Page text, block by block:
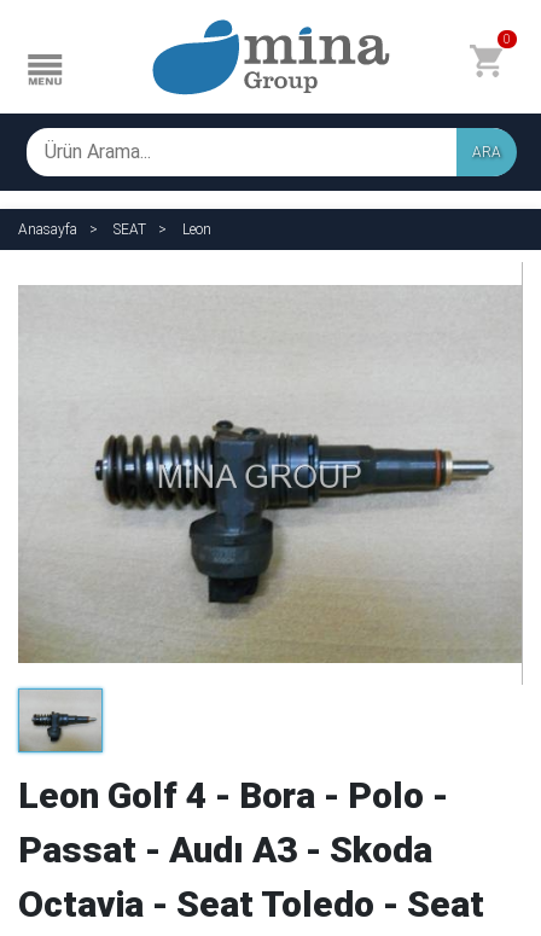
0
ARA
Anasayfa SEAT Leon
Leon Golf 4 - Bora - Polo -
Passat - Audı A3 - Skoda
Octavia - Seat Toledo - Seat